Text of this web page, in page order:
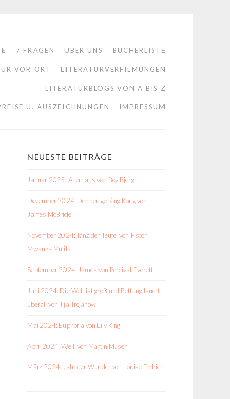
7 FRAGEN ÜBER UNS BÜCHERLISTE
VOR ORT LITERATURVERFILMUNGEN
LITERATURBLOGS VON A BIS Z
U. AUSZEICHNUNGEN IMPRESSUM
NEUESTE BEITRÄGE
Januar 2025: Auerhaus von Bov Bjerg
Dezember 2024: Der heilige King Kong von
James McBride
November 2024: Tanz der Teufel von Fiston
Mwanza Mujila
September 2024: James von Percival Everett
Juni 2024: Die Welt ist groß und Rettung lauert
überall von Ilija Trojanow
Mai 2024: Euphoria von Lily King
April 2024: Weil. von Martin Muser
März 2024: Jahr der Wunder von Louise Erdrich